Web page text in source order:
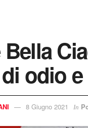
odio
8 Giugno 2021 In